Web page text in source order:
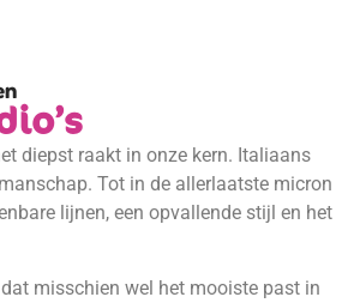
diepst raakt in onze kern. Italiaans
Tot in de allerlaatste micron
lijnen, een opvallende stijl en het
misschien wel het mooiste past in